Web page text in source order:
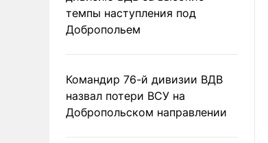
темпы наступления под
Добропольем
Командир 76-й дивизии ВДВ
назвал потери ВСУ на
Добропольском направлении